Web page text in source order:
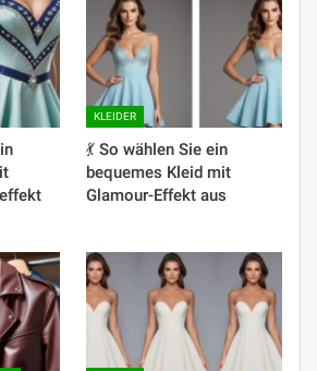
KLEIDER
💃 So wählen Sie ein
bequemes Kleid mit
Glamour-Effekt aus